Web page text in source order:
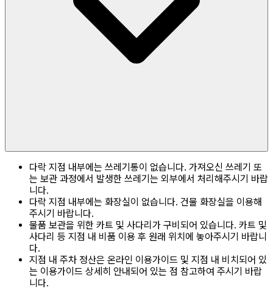
다락 지점 내부에는 쓰레기통이 없습니다. 가져오신 쓰레기 또
는 보관 과정에서 발생한 쓰레기는 외부에서 처리해주시기 바랍
니다.
다락 지점 내부에는 화장실이 없습니다. 건물 화장실을 이용해
주시기 바랍니다.
물품 보관을 위한 카트 및 사다리가 구비되어 있습니다. 카트 및
사다리 등 지점 내 비품 이용 후 원래 위치에 놓아주시기 바랍니
다.
지점 내 주차 정산은 온라인 이용가이드 및 지점 내 비치되어 있
는 이용가이드 상세히 안내되어 있는 점 참고하여 주시기 바랍
니다.